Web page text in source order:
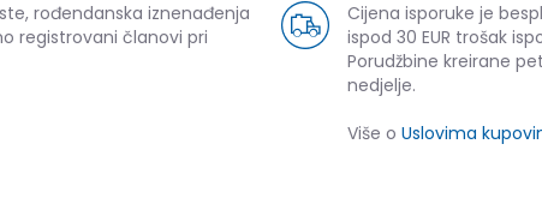
rođendanska iznenađenja
registrovani članovi pri
Cijena isporuke je
ispod 30 EUR trošak
Porudžbine kreirane
nedjelje.
Više o Uslovima